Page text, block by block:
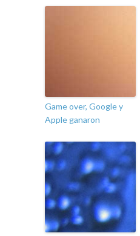
Game over, Google y
Apple ganaron